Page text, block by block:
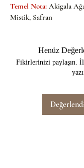
Temel Nota: Akigala
Mistik, Safran
Henüz
Fikirlerinizi paylaşın.